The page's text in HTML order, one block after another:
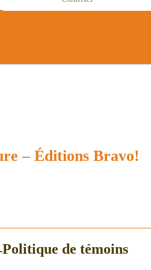
– Éditions Bravo!
Politique de témoins